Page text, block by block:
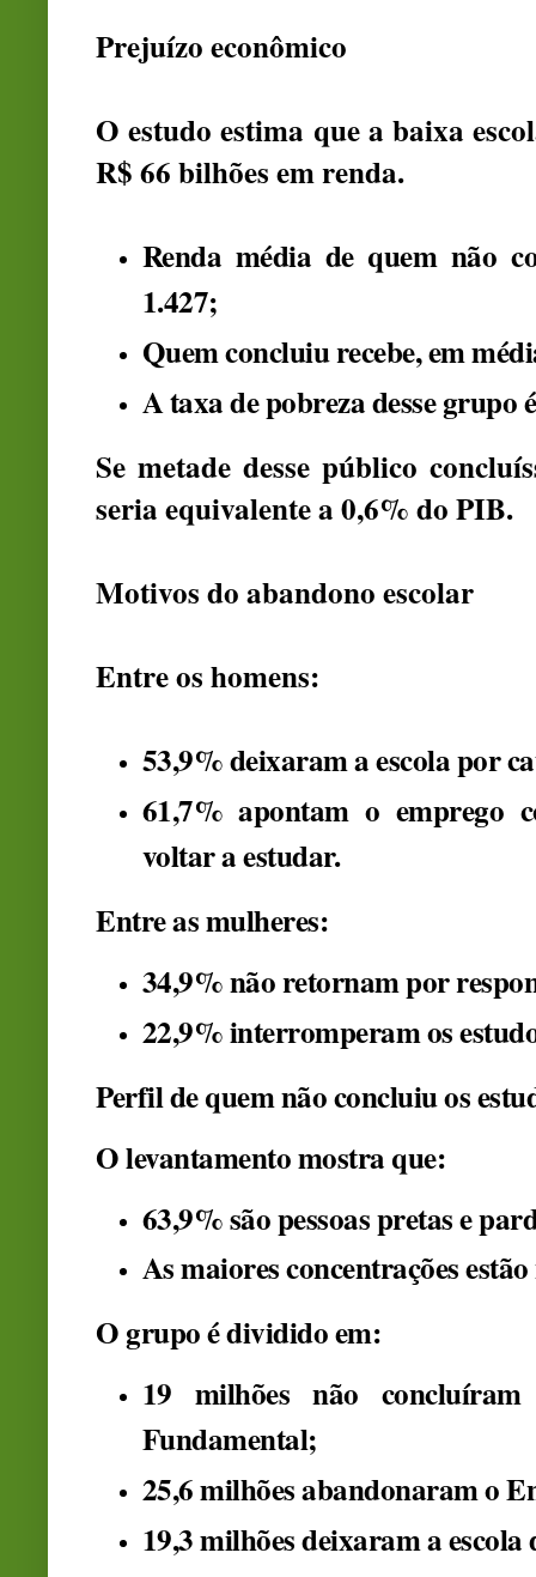
Prejuízo econômico
O estudo estima que a baixa
R$ 66 bilhões em renda.
Renda média de quem não
1.427;
Quem concluiu recebe, em
A taxa de pobreza desse grupo
Se metade desse público
seria equivalente a 0,6% do PIB.
Motivos do abandono escolar
Entre os homens:
53,9%deixaram a escola por
61,7% apontam o emprego
voltar a estudar.
Entre as mulheres:
34,9%não retornam por
22,9%interromperam os
Perfil de quem não concluiu os
O levantamento mostra que:
63,9%são pessoas pretas e
As maiores concentrações
O grupo é dividido em:
19 milhões não
Fundamental;
25,6 milhõesabandonaram o
19,3 milhõesdeixaram a